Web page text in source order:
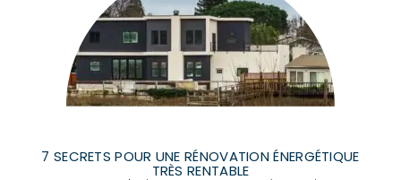
7 SECRETS POUR UNE RÉNOVATION ÉNERGÉTIQUE
TRÈS RENTABLE